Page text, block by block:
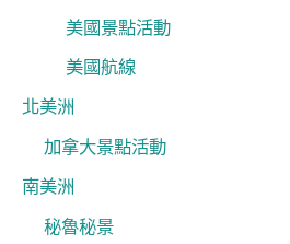
美國景點活動
美國航線
北美洲
加拿大景點活動
南美洲
秘魯秘景